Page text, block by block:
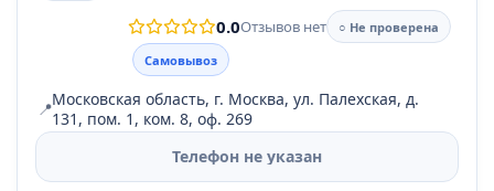
0.0Отзывов нет
○ Не проверена
Самовывоз
📍Московская область, г. Москва, ул. Палехская, д.
131, пом. 1, ком. 8, оф. 269
Телефон не указан